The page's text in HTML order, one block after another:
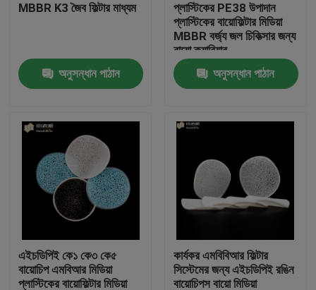
কারখানা ভ্রমণ
মান নিয়ন্ত্রণ
উদ্ধৃতির জন্য আবেদন
এমবিবিআর ফিল্টার মিডিয়া
এমবিবিআর বায়ো মিডিয়া
MBBR K3 জৈব ফিল্টার মাধ্যম
অনুসন্ধান পাঠান
প্লাস্টিকের PE38 উপাদান
প্লাস্টিকের বায়োফিল্টার মিডিয়া
MBBR বর্জ্য জল চিকিত্সার জন্য
বায়ো ক্যারিয়ার
অনুসন্ধান পাঠান
এইচডিপিই কে১ কে৩ কে৫
বায়োচিপ এমবিআর মিডিয়া
প্লাস্টিকের বায়োফিল্টার মিডিয়া
কার্যকর এমবিবিআর ফিল্টার
সিস্টেমের জন্য এইচডিপিই রঙিন
বায়োচিপস বায়ো মিডিয়া